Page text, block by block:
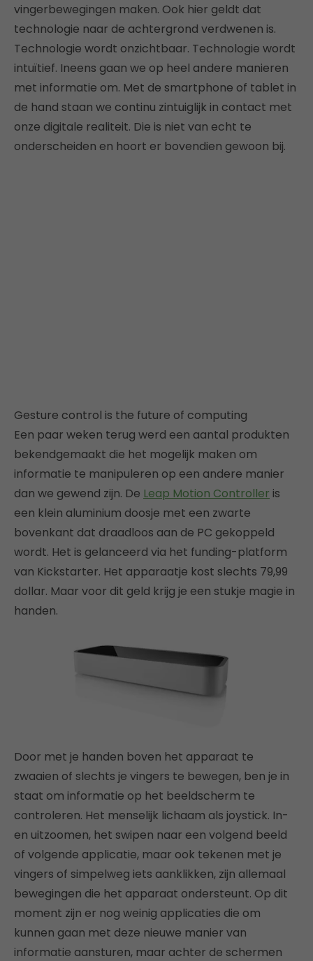
vingerbewegingen maken. Ook hier geldt dat
technologie naar de achtergrond verdwenen is.
Technologie wordt onzichtbaar. Technologie wordt
intuïtief. Ineens gaan we op heel andere manieren
met informatie om. Met de smartphone of tablet in
de hand staan we continu zintuiglijk in contact met
onze digitale realiteit. Die is niet van echt te
onderscheiden en hoort er bovendien gewoon bij.
Gesture control is the future of computing
Een paar weken terug werd een aantal produkten
bekendgemaakt die het mogelijk maken om
informatie te manipuleren op een andere manier
dan we gewend zijn. De Leap Motion Controller is
een klein aluminium doosje met een zwarte
bovenkant dat draadloos aan de PC gekoppeld
wordt. Het is gelanceerd via het funding-platform
van Kickstarter. Het apparaatje kost slechts 79,99
dollar. Maar voor dit geld krijg je een stukje magie in
handen.
Door met je handen boven het apparaat te
zwaaien of slechts je vingers te bewegen, ben je in
staat om informatie op het beeldscherm te
controleren. Het menselijk lichaam als joystick. In-
en uitzoomen, het swipen naar een volgend beeld
of volgende applicatie, maar ook tekenen met je
vingers of simpelweg iets aanklikken, zijn allemaal
bewegingen die het apparaat ondersteunt. Op dit
moment zijn er nog weinig applicaties die om
kunnen gaan met deze nieuwe manier van
informatie aansturen, maar achter de schermen